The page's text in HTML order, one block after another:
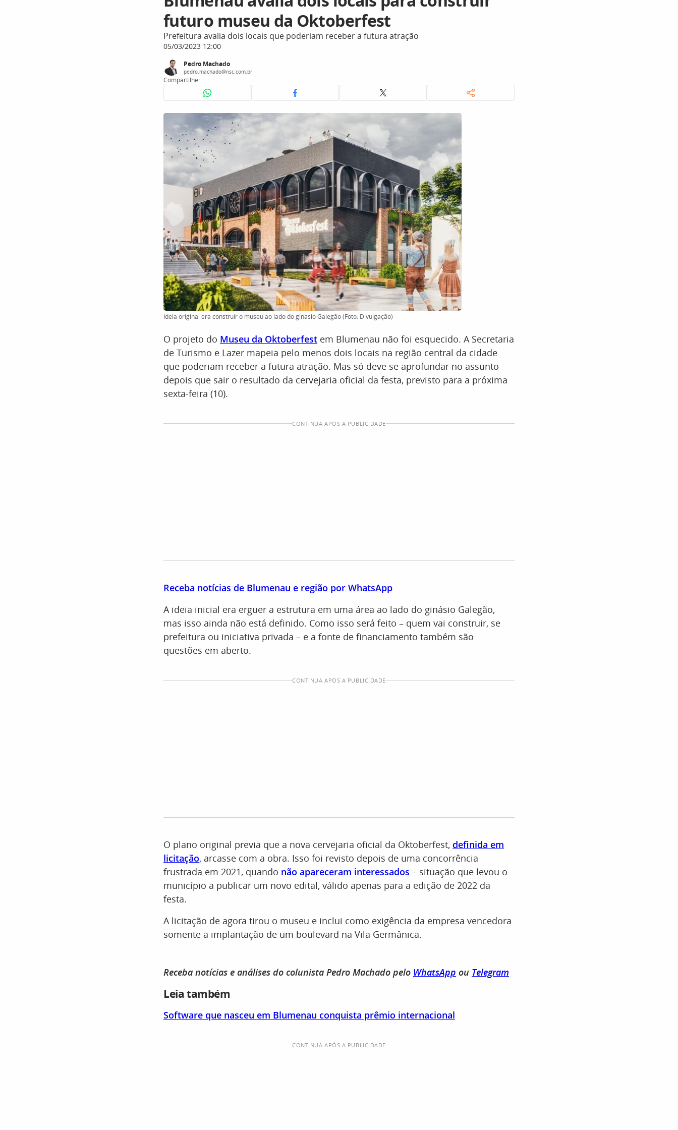
futuro museu da Oktoberfest
Prefeitura avalia dois locais que poderiam receber a futura atração
05/03/2023 12:00
Pedro Machado
pedro.machado@nsc.com.br
Compartilhe:
Ideia original era construir o museu ao lado do ginásio Galegão (Foto: Divulgação)
O projeto do Museu da Oktoberfest em Blumenau não foi esquecido. A Secretaria
de Turismo e Lazer mapeia pelo menos dois locais na região central da cidade
que poderiam receber a futura atração. Mas só deve se aprofundar no assunto
depois que sair o resultado da cervejaria oficial da festa, previsto para a próxima
sexta-feira (10).
CONTINUA APÓS A PUBLICIDADE
Receba notícias de Blumenau e região por WhatsApp
A ideia inicial era erguer a estrutura em uma área ao lado do ginásio Galegão,
mas isso ainda não está definido. Como isso será feito – quem vai construir, se
prefeitura ou iniciativa privada – e a fonte de financiamento também são
questões em aberto.
CONTINUA APÓS A PUBLICIDADE
O plano original previa que a nova cervejaria oficial da Oktoberfest, definida em
licitação, arcasse com a obra. Isso foi revisto depois de uma concorrência
frustrada em 2021, quando não apareceram interessados – situação que levou o
município a publicar um novo edital, válido apenas para a edição de 2022 da
festa.
A licitação de agora tirou o museu e inclui como exigência da empresa vencedora
somente a implantação de um boulevard na Vila Germânica.
Receba notícias e análises do colunista Pedro Machado pelo WhatsApp ou Telegram
Leia também
Software que nasceu em Blumenau conquista prêmio internacional
CONTINUA APÓS A PUBLICIDADE